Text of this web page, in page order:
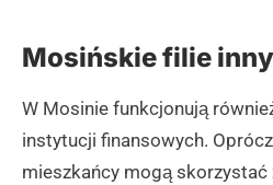
Mosińskie filie
W Mosinie funkcjonują
instytucji finansowych.
mieszkańcy mogą skorzystać